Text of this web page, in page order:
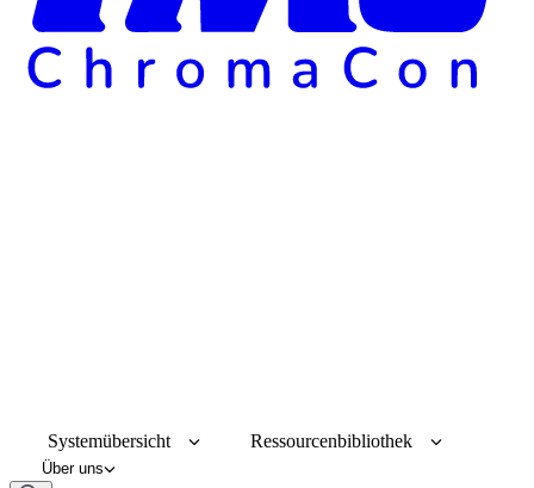
Systemübersicht Ressourcenbibliothek
Über uns